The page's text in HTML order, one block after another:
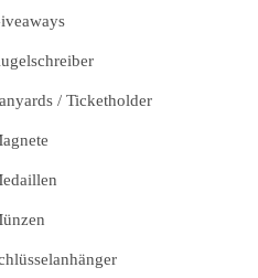
/ Ticketholder